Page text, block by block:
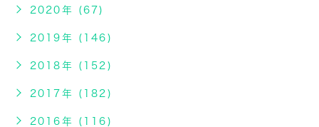
2020年 (67)
2019年 (146)
2018年 (152)
2017年 (182)
2016年 (116)